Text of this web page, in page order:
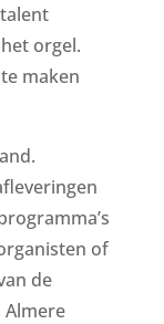
orgel.
maken
of
de
Almere